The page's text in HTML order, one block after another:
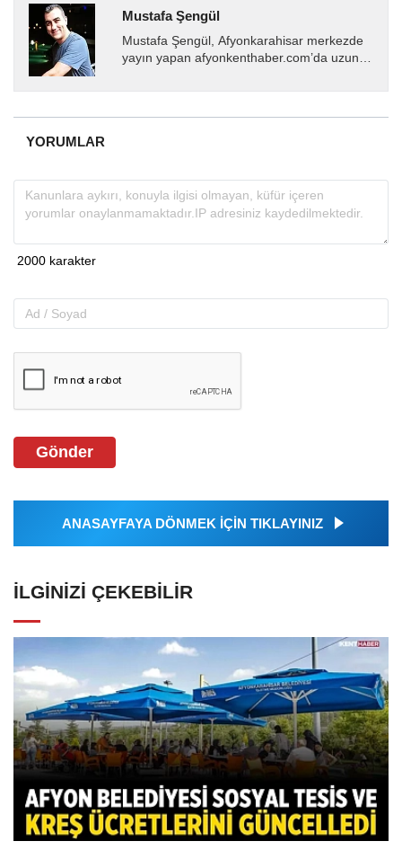
Mustafa Şengül
Mustafa Şengül, Afyonkarahisar merkezde
yayın yapan afyonkenthaber.com’da uzun
almakta, haber akışı...
YORUMLAR
Gönder
ANASAYFAYA DÖNMEK İÇİN TIKLAYINIZ
İLGINIZI ÇEKEBILIR